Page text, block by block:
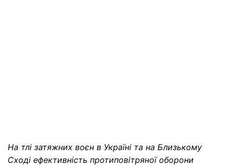
На тлі затяжних воєн в Україні та на Близькому
Сході ефективність протиповітряної оборони